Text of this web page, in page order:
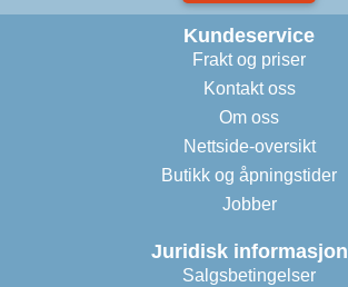
Kundeservice
Frakt og priser
Kontakt oss
Om oss
Nettside-oversikt
Butikk og åpningstider
Jobber
Juridisk informasjon
Salgsbetingelser